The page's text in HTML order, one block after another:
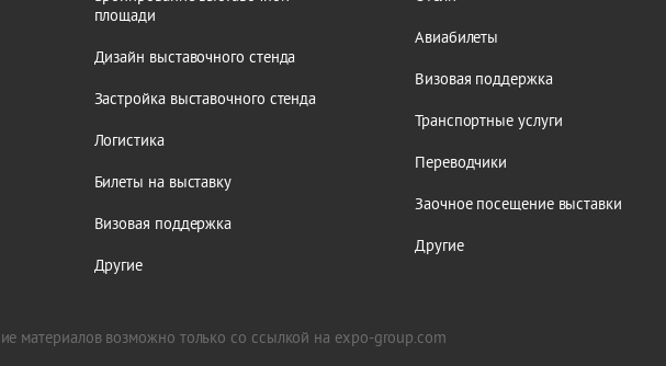
площади
Дизайн выставочного стенда
Застройка выставочного стенда
Логистика
Билеты на выставку
Визовая поддержка
Другие
Авиабилеты
Визовая поддержка
Транспортные услуги
Переводчики
Заочное посещение выставки
Другие
материалов возможно только со ссылкой на expo-group.com